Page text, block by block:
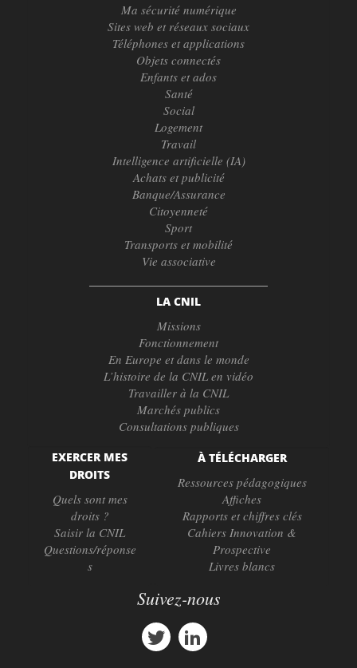
Ma sécurité numérique
Sites web et réseaux sociaux
Téléphones et applications
Objets connectés
Enfants et ados
Santé
Social
Logement
Travail
Intelligence artificielle (IA)
Achats et publicité
Banque/Assurance
Citoyenneté
Sport
Transports et mobilité
Vie associative
LA CNIL
Missions
Fonctionnement
En Europe et dans le monde
L’histoire de la CNIL en vidéo
Travailler à la CNIL
Marchés publics
Consultations publiques
EXERCER MES
DROITS
Quels sont mes
droits ?
Saisir la CNIL
Questions/réponse
s
À TÉLÉCHARGER
Ressources pédagogiques
Affiches
Rapports et chiffres clés
Cahiers Innovation &
Prospective
Livres blancs
Suivez-nous